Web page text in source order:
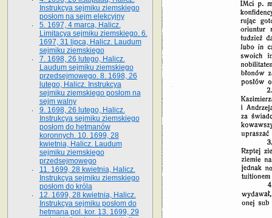
Instrukcya sejmiku ziemskiego
posłom na sejm elekcyjny
5. 1697, 4 marca, Halicz.
Limitacya sejmiku ziemskiego. 6.
1697, 31 lipca, Halicz. Laudum
sejmiku ziemskiego
7. 1698, 26 lutego, Halicz.
Laudum sejmiku ziemskiego
przedsejmowego. 8. 1698, 26
lutego, Halicz. Instrukcya
sejmiku ziemskiego posłom na
sejm walny
9. 1698, 26 lutego, Halicz.
Instrukcya sejmiku ziemskiego
posłom do hetmanów
koronnych. 10. 1699, 28
kwietnia, Halicz. Laudum
sejmiku ziemskiego
przedsejmowego
11. 1699, 28 kwietnia, Halicz.
Instrukcya sejmiku ziemskiego
posłom do króla
12. 1699, 28 kwietnia, Halicz.
Instrukcya sejmiku posłom do
hetmana pol. kor. 13. 1699, 29